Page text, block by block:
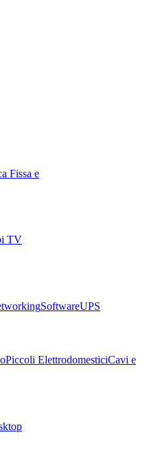
Fissa e
TV
SoftwareUPS
Piccoli ElettrodomesticiCavi e